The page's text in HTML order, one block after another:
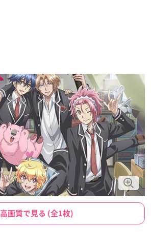
高画質で見る (全1枚)